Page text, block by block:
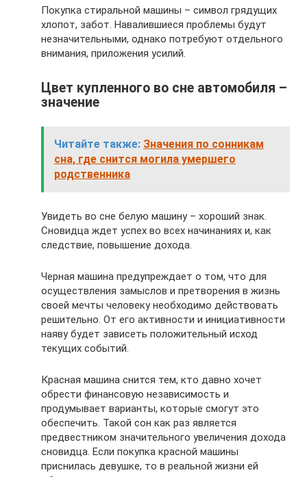
Покупка стиральной машины – символ грядущих
хлопот, забот. Навалившиеся проблемы будут
незначительными, однако потребуют отдельного
внимания, приложения усилий.
Цвет купленного во сне автомобиля –
значение
Читайте также: Значения по сонникам
сна, где снится могила умершего
родственника
Увидеть во сне белую машину – хороший знак.
Сновидца ждет успех во всех начинаниях и, как
следствие, повышение дохода.
Черная машина предупреждает о том, что для
осуществления замыслов и претворения в жизнь
своей мечты человеку необходимо действовать
решительно. От его активности и инициативности
наяву будет зависеть положительный исход
текущих событий.
Красная машина снится тем, кто давно хочет
обрести финансовую независимость и
продумывает варианты, которые смогут это
обеспечить. Такой сон как раз является
предвестником значительного увеличения дохода
сновидца. Если покупка красной машины
приснилась девушке, то в реальной жизни ей